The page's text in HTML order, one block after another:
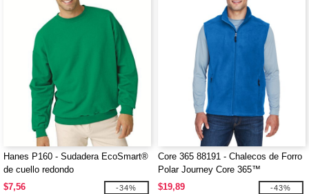
Hanes P160 - Sudadera EcoSmart®
de cuello redondo
$7,56
-34%
Core 365 88191 - Chalecos de Forro
Polar Journey Core 365™
$19,89
-43%